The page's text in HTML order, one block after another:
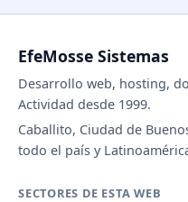
EfeMosse Sistemas
Desarrollo web, hosting,
Actividad desde 1999.
Caballito, Ciudad de
todo el país y
SECTORES DE ESTA WEB